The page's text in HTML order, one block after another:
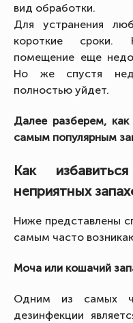
вид обработки.
Для устранения
короткие сроки.
помещение еще
Но же спустя
полностью уйдет.
Далее разберем,
самым популярным
Как
неприятных
Ниже представлены
самым часто
Моча или кошачий
Одним из самых
дезинфекции